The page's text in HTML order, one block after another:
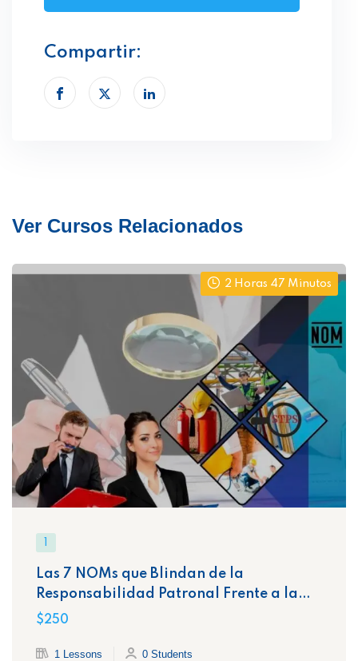
Compartir:
Ver Cursos Relacionados
2 Horas 47 Minutos
Las 7 NOMs que Blindan de la
Responsabilidad Patronal Frente a la
STPS
$250
1 Lessons 0 Students